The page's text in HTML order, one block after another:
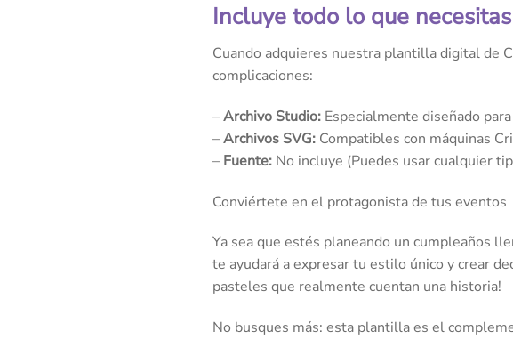
Incluye todo lo que necesitas
Cuando adquieres nuestra plantilla digital de
complicaciones:
–Archivo Studio: Especialmente diseñado
–Archivos SVG: Compatibles con máquinas
– Fuente: No incluye (Puedes usar cualquier
Conviértete en el protagonista de tus eventos
Ya sea que estés planeando un cumpleaños
te ayudará a expresar tu estilo único y crear
pasteles que realmente cuentan una historia!
No busques más: esta plantilla es el